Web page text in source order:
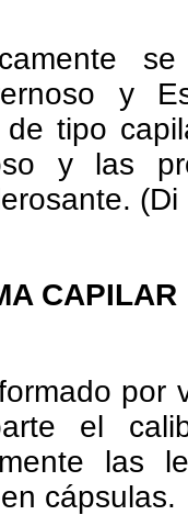
y
tipo
y las
CAPILAR
por
el
las
cápsulas.